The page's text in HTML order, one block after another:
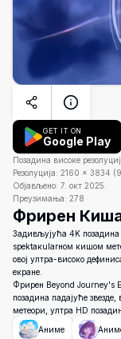
GET IT ON
Google Play
Позадина високе
Резолуција: 2160 × 3834 (9
Објављено: 7. окт 2025.
Преузимања: 278
Фрирен
Задивљујућа 4K
spektакularном кишом
овој ултра-високо
екране.
Фрирен Beyond Journey's
позадина падајуће
метеори, ултра HD
Аниме